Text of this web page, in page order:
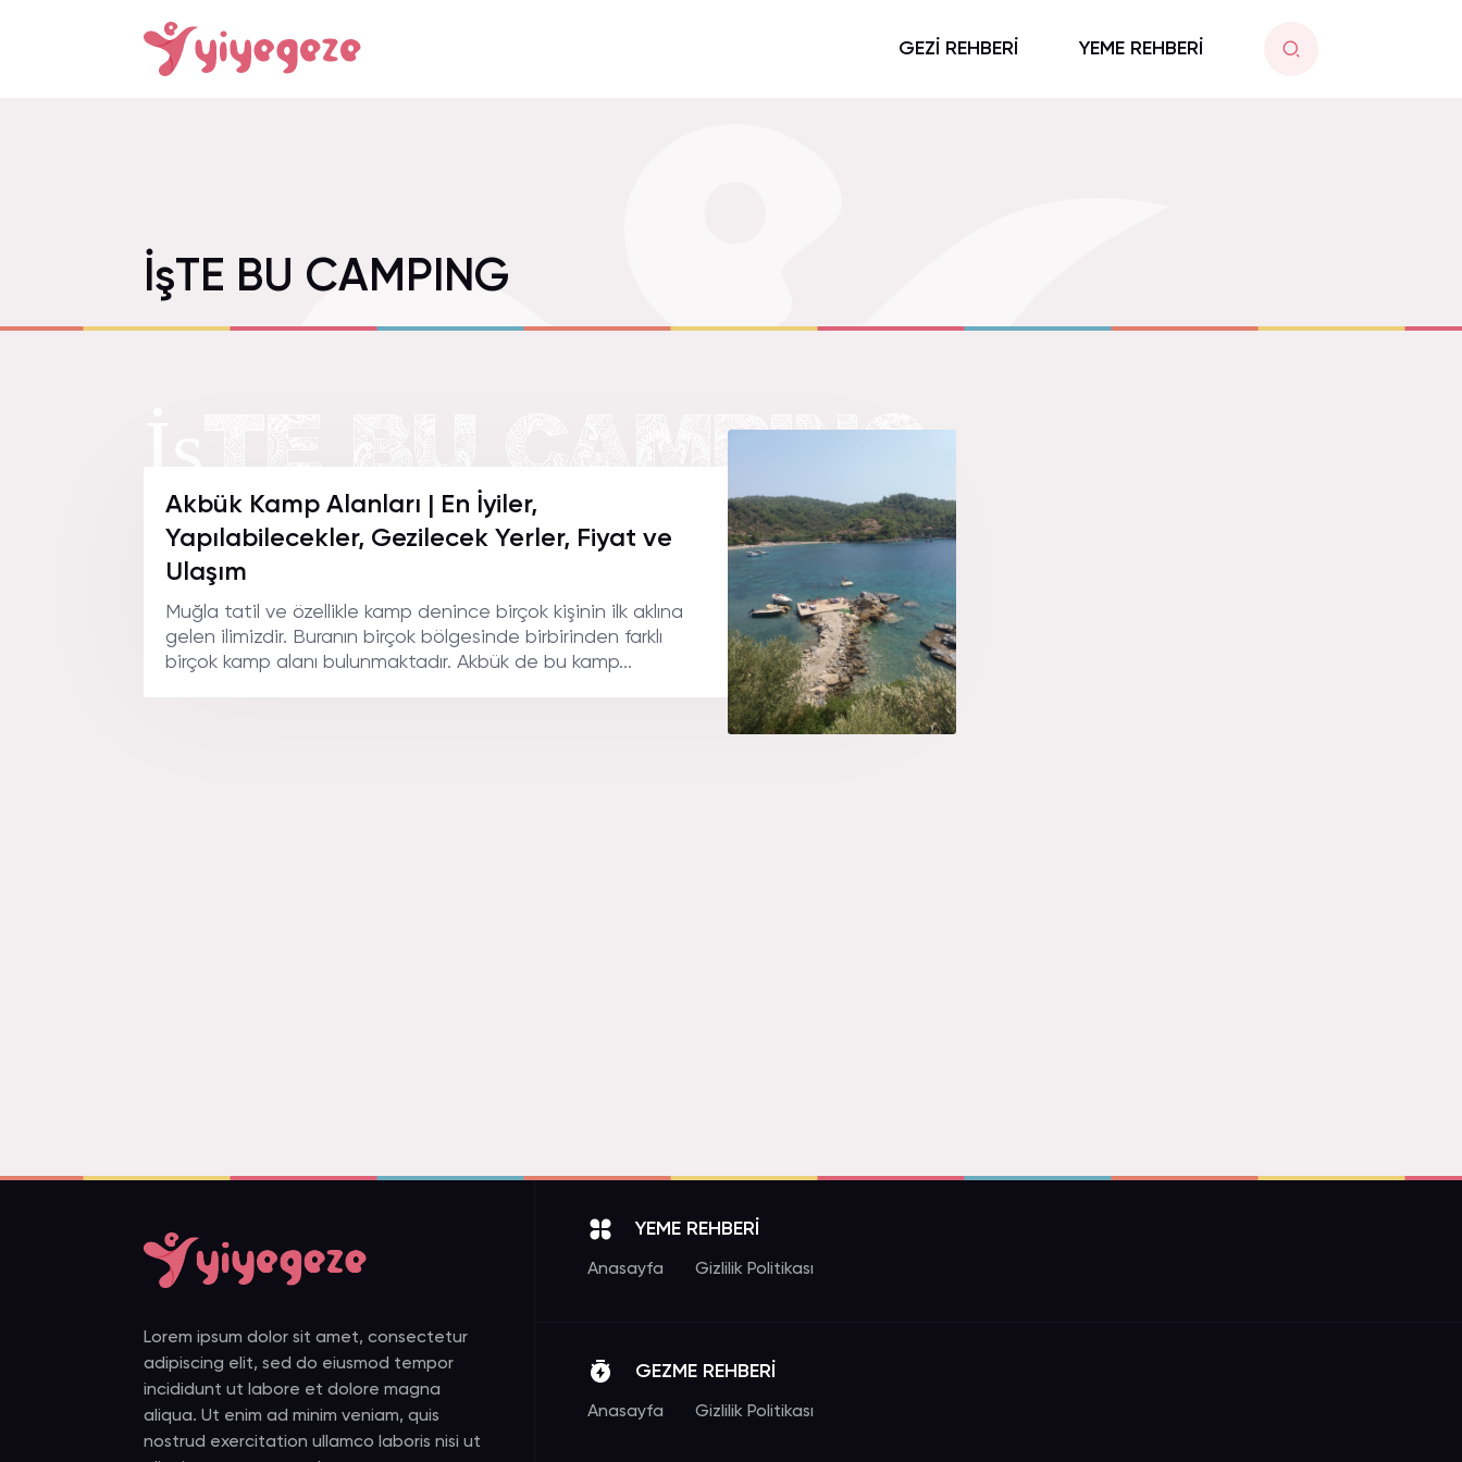
GEZİ REHBERİ YEME REHBERİ
İşTE BU CAMPING
İşTE BU CAMPING.
Akbük Kamp Alanları | En İyiler,
Yapılabilecekler, Gezilecek Yerler, Fiyat ve
Ulaşım
Muğla tatil ve özellikle kamp denince birçok kişinin ilk aklına
gelen ilimizdir. Buranın birçok bölgesinde birbirinden farklı
birçok kamp alanı bulunmaktadır. Akbük de bu kamp...
Lorem ipsum dolor sit amet, consectetur
adipiscing elit, sed do eiusmod tempor
incididunt ut labore et dolore magna
aliqua. Ut enim ad minim veniam, quis
nostrud exercitation ullamco laboris nisi ut
YEME REHBERİ
Anasayfa Gizlilik Politikası
GEZME REHBERİ
Anasayfa Gizlilik Politikası